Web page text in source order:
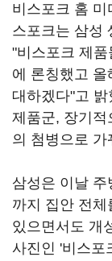
비스포크 홈 미
스포크는 삼성
"비스포크 제품
에 론칭했고 올
대하겠다"고
제품군, 장기적
의 첨병으로
삼성은 이날 주
까지 집안 전
있으면서도 개
사진인 '비스포